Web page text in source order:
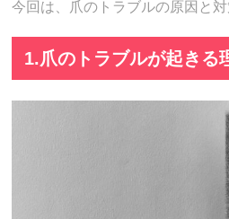
今回は、爪のトラブルの原因と対
1.爪のトラブルが起きる